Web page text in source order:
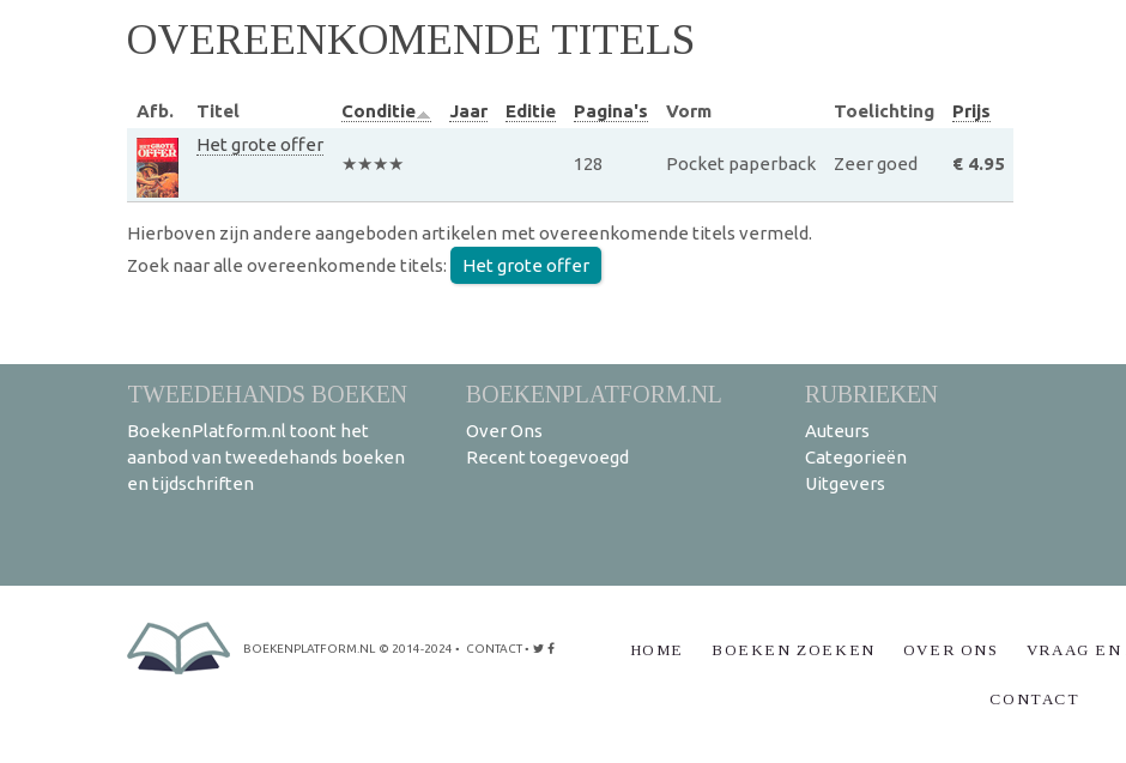
OVEREENKOMENDE TITELS
Afb. Titel Conditie Jaar Editie Pagina's Vorm Toelichting
Prijs
Het grote offer
★★★★
128 Pocket paperback Zeer goed € 4.95
Hierboven zijn andere aangeboden artikelen met overeenkomende titels vermeld.
Zoek naar alle overeenkomende titels:
Het grote offer
TWEEDEHANDS BOEKEN
BoekenPlatform.nl toont het
aanbod van tweedehands boeken
en tijdschriften
BOEKENPLATFORM.NL
Over Ons
Recent toegevoegd
RUBRIEKEN
Auteurs
Categorieën
Uitgevers
BOEKENPLATFORM.NL © 2014-2024 • CONTACT• HOME BOEKEN ZOEKEN OVER ONS VRAAG EN
CONTACT